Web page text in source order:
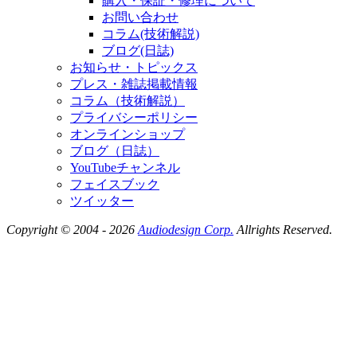
お問い合わせ
コラム(技術解説)
ブログ(日誌)
お知らせ・トピックス
プレス・雑誌掲載情報
コラム（技術解説）
プライバシーポリシー
オンラインショップ
ブログ（日誌）
YouTubeチャンネル
フェイスブック
ツイッター
Copyright © 2004 - 2026 Audiodesign Corp. Allrights Reserved.